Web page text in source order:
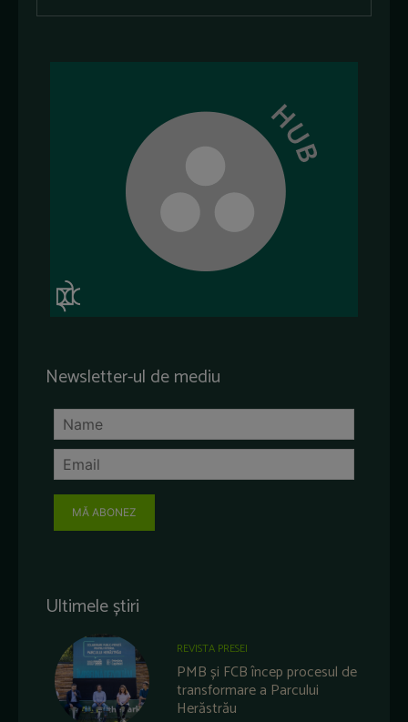
Newsletter-ul de mediu
MĂ ABONEZ
Ultimele știri
REVISTA PRESEI
PMB și FCB încep procesul de
transformare a Parcului
Herăstrău